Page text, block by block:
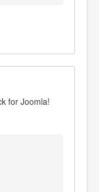
for Joomla!